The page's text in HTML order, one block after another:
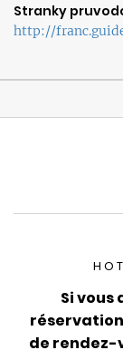
Stranky
http://
Si vous
de rendez-